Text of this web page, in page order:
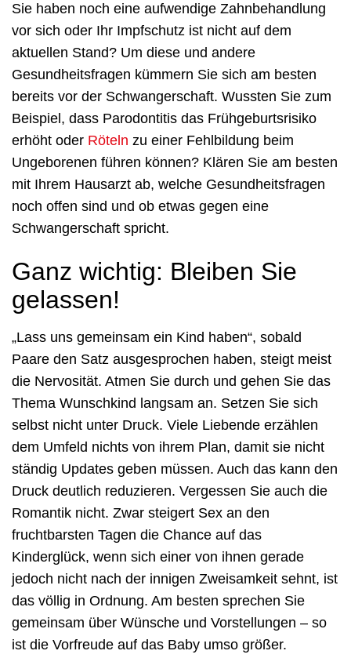
Sie haben noch eine aufwendige Zahnbehandlung
vor sich oder Ihr Impfschutz ist nicht auf dem
aktuellen Stand? Um diese und andere
Gesundheitsfragen kümmern Sie sich am besten
bereits vor der Schwangerschaft. Wussten Sie zum
Beispiel, dass Parodontitis das Frühgeburtsrisiko
erhöht oder Röteln zu einer Fehlbildung beim
Ungeborenen führen können? Klären Sie am besten
mit Ihrem Hausarzt ab, welche Gesundheitsfragen
noch offen sind und ob etwas gegen eine
Schwangerschaft spricht.
Ganz wichtig: Bleiben Sie
gelassen!
„Lass uns gemeinsam ein Kind haben“, sobald
Paare den Satz ausgesprochen haben, steigt meist
die Nervosität. Atmen Sie durch und gehen Sie das
Thema Wunschkind langsam an. Setzen Sie sich
selbst nicht unter Druck. Viele Liebende erzählen
dem Umfeld nichts von ihrem Plan, damit sie nicht
ständig Updates geben müssen. Auch das kann den
Druck deutlich reduzieren. Vergessen Sie auch die
Romantik nicht. Zwar steigert Sex an den
fruchtbarsten Tagen die Chance auf das
Kinderglück, wenn sich einer von ihnen gerade
jedoch nicht nach der innigen Zweisamkeit sehnt, ist
das völlig in Ordnung. Am besten sprechen Sie
gemeinsam über Wünsche und Vorstellungen – so
ist die Vorfreude auf das Baby umso größer.